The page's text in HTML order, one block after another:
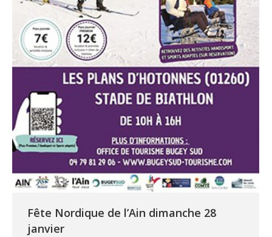
Fête Nordique de l’Ain dimanche 28
janvier